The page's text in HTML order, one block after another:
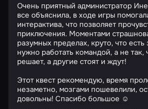
Очень приятный администратор
все объяснила, в ходе игры
интерактива, что позволяет
приключения. Моментами
разумных пределах, круто, что есть
нужно работать командой, а не так,
решает, а другие стоят и ждут!
Этот квест рекомендую, время
незаметно, мозгами пошевелили,
довольны! Спасибо большое ☺️